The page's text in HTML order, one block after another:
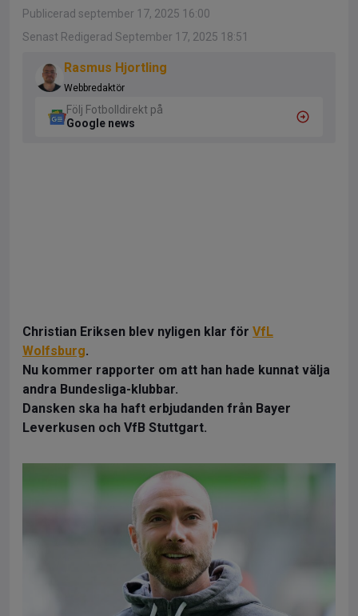
Publicerad september 17, 2025 16:00
Senast Redigerad September 17, 2025 18:51
Rasmus Hjortling
Webbredaktör
Följ Fotbolldirekt på
Google news
Christian Eriksen blev nyligen klar för VfL
Wolfsburg.
Nu kommer rapporter om att han hade kunnat välja
andra Bundesliga-klubbar.
Dansken ska ha haft erbjudanden från Bayer
Leverkusen och VfB Stuttgart.